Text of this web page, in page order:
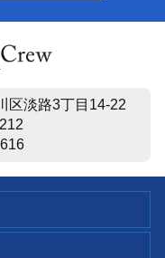
区淡路3丁目14-22